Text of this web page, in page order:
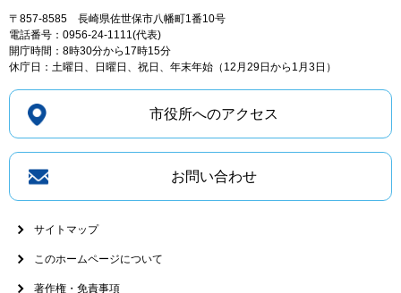
〒857-8585 長崎県佐世保市八幡町1番10号
電話番号：0956-24-1111(代表)
開庁時間：8時30分から17時15分
休庁日：土曜日、日曜日、祝日、年末年始（12月29日から1月3日）
市役所へのアクセス
お問い合わせ
サイトマップ
このホームページについて
著作権・免責事項